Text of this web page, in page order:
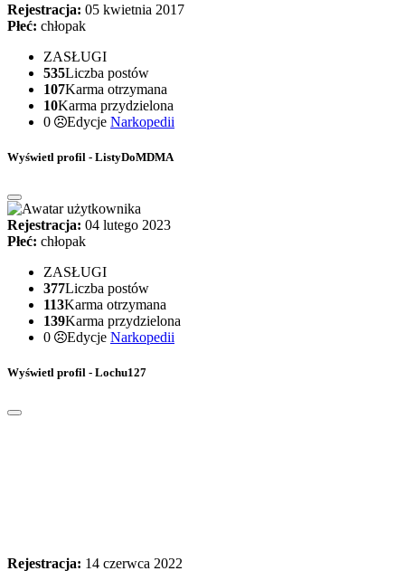
Rejestracja: 05 kwietnia 2017
Płeć: chłopak
ZASŁUGI
535Liczba postów
107Karma otrzymana
10Karma przydzielona
0
Edycje Narkopedii
Wyświetl profil - ListyDoMDMA
Rejestracja: 04 lutego 2023
Płeć: chłopak
ZASŁUGI
377Liczba postów
113Karma otrzymana
139Karma przydzielona
0
Edycje Narkopedii
Wyświetl profil - Lochu127
Rejestracja: 14 czerwca 2022